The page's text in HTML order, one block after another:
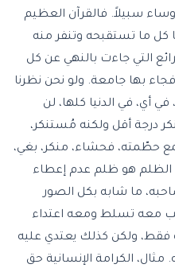
وساء سبيلاً. فالقرآن العظيم
كل ما تستقبحه وتنفر منه
التي جاءت بالنهي عن كل
بها جامعة. ولو نحن نظرنا
أي، في الدنيا كلها، لن
درجة أقل ولكنه مُستنكر،
حطّمته، فحشاء، منكر، بغي،
الظلم هو ظلم عدم إعطاء
ما شابه بكل الصور
معه تسلط ومعه اعتداء
فقط، ولكن كذلك يعتدي عليه
الكرامة الإنسانية حق